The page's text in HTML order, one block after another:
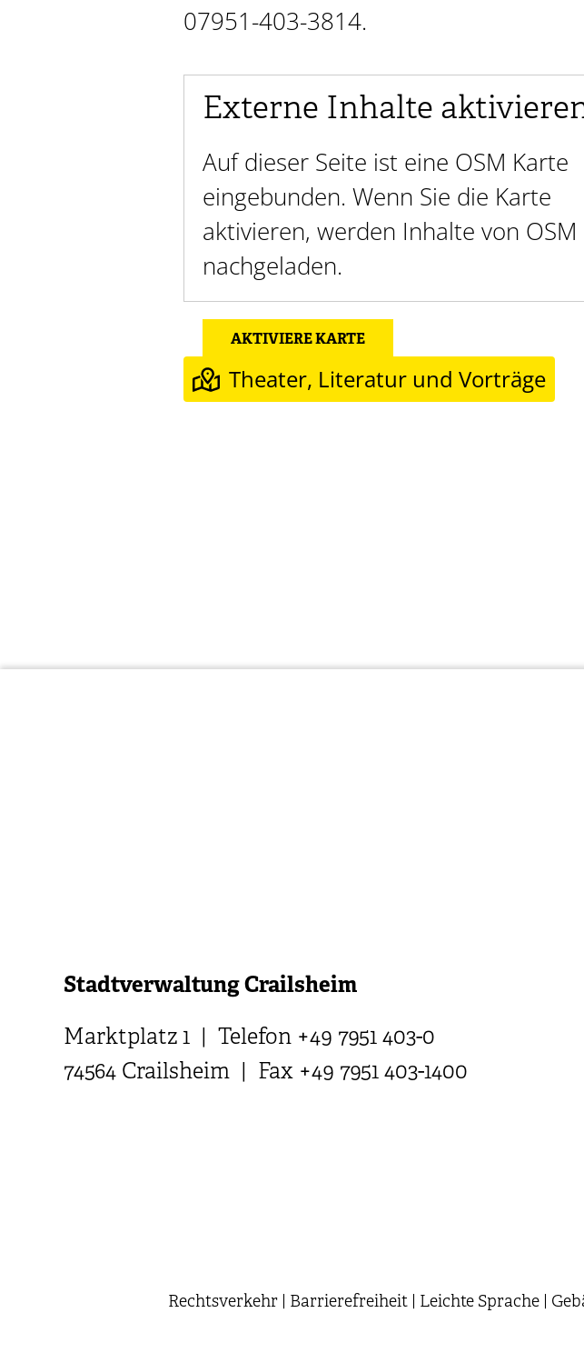
07951-403-3814.
Externe Inhalte
Auf dieser Seite ist eine OSM Karte
eingebunden. Wenn Sie die Karte
aktivieren, werden Inhalte von OSM
nachgeladen.
AKTIVIERE KARTE
Theater, Literatur und Vorträge
Stadtverwaltung Crailsheim
Marktplatz 1 | Telefon +49 7951 403-0
74564 Crailsheim | Fax +49 7951 403-1400
Rechtsverkehr Barrierefreiheit Leichte Sprache